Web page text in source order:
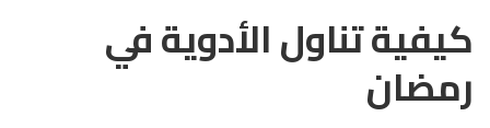
كيفية تناول الأدوية في
رمضان